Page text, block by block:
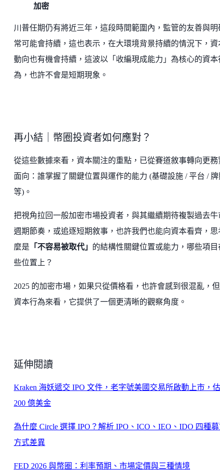
加密
川普任期仍有將近三年，這段時間範圍內，監管的友善與明
常可能會持續，這也表示，在大環境背景持續的情況下，資
動向也有機會持續，這波以「收編現成能力」為核心的資本
為，也許不會是短期現象。
再小結｜幣圈投資者如何應對？
從這些數據來看，資本關注的重點，已從賽道敘事轉向更務
面向：誰掌握了關鍵位置與運作的能力 (基礎設施 / 平台 / 牌
等)。
把視角拉回一般加密市場投資者，與其繼續期待複製過去牛
週期節奏，或追逐短期敘事，也許我們也能向資本看齊，思
麼是 「不容易被取代」
的結構性關鍵位置或能力，哪些項目
些位置上？
2025 的加密市場，如果只從價格看，也許會感到很混亂，
資本行為來看，它提供了一個更清晰的觀察角度。
延伸閱讀
Kraken 海妖遞交 IPO 文件，老字號美國交易所啟動上市，
200 億美金
為什麼 Circle 選擇 IPO？解析 IPO、ICO、IEO、IDO 四種
方式差異
FED 2026 與幣圈：利率預期、市場定價與三種情境